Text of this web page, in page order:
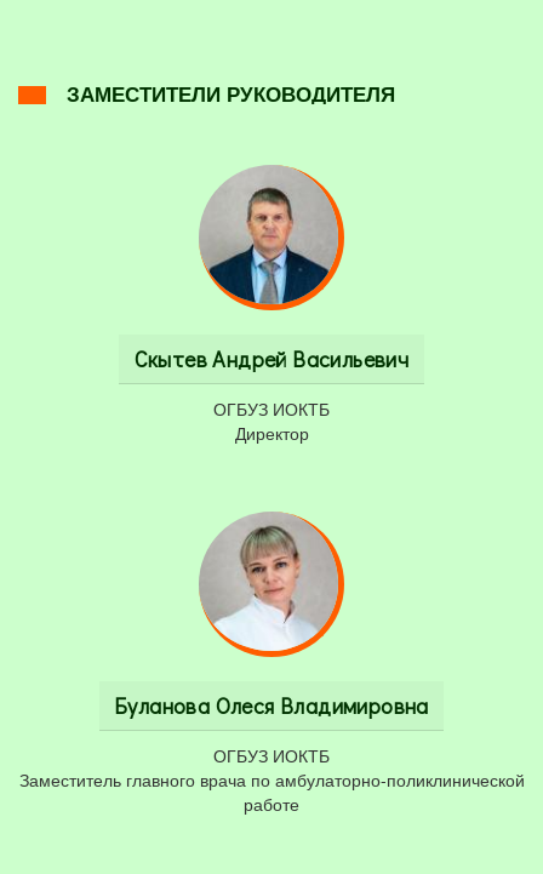
ЗАМЕСТИТЕЛИ РУКОВОДИТЕЛЯ
Скытев Андрей Васильевич
ОГБУЗ ИОКТБ
Директор
Буланова Олеся Владимировна
ОГБУЗ ИОКТБ
Заместитель главного врача по амбулаторно-поликлинической
работе